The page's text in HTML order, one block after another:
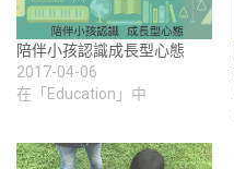
陪伴小孩認識成長型心態
2017-04-06
在「Education」中